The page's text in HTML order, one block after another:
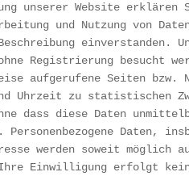
unserer Website
und Nutzung von
einverstanden.
Registrierung besucht
aufgerufene Seiten bzw.
Uhrzeit zu statistischen
dass diese Daten
Personenbezogene Daten,
werden soweit
Ihre Einwilligung erfolgt